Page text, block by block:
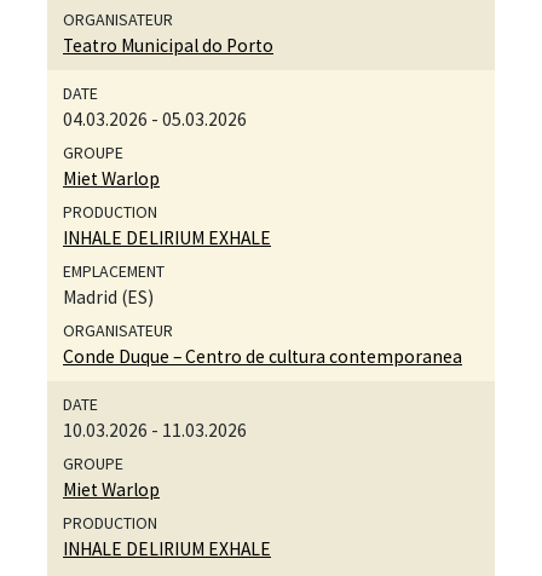
Teatro Municipal do Porto
04.03.2026 - 05.03.2026
Miet Warlop
INHALE DELIRIUM EXHALE
Madrid (ES)
Conde Duque – Centro de cultura contemporanea
10.03.2026 - 11.03.2026
Miet Warlop
INHALE DELIRIUM EXHALE